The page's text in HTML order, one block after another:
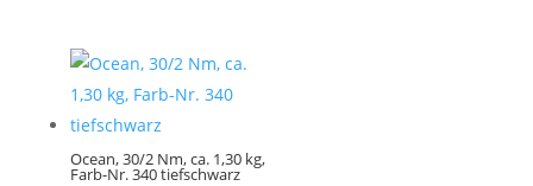
Ocean, 30/2 Nm, ca. 1,30 kg,
Farb-Nr. 340 tiefschwarz